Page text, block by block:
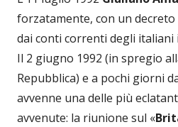
forzatamente, con un
dai conti correnti degli italiani
Il 2 giugno 1992 (in spregio
Repubblica) e a pochi giorni
avvenne una delle più
avvenute: la riunione sul «